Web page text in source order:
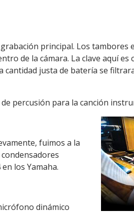
principal. Los tambores
de la cámara. La clave aquí
justa de batería se
percusión para la canción
fuimos a la
los Yamaha.
dinámico